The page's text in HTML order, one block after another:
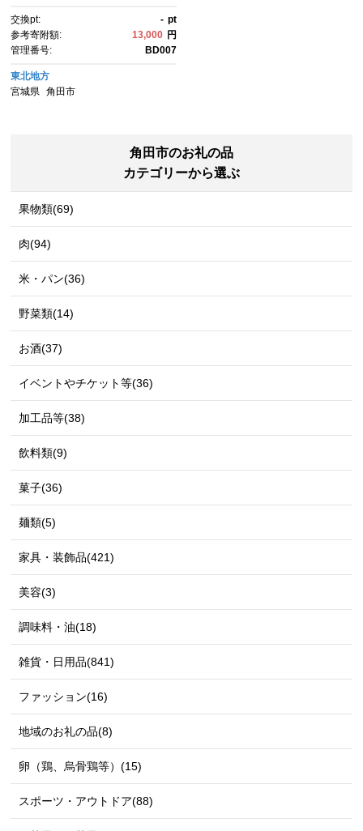
交換pt: - pt
参考寄附額:
13,000 円
管理番号:
BD007
東北地方
宮城県
角田市
角田市のお礼の品
カテゴリーから選ぶ
果物類(69)
肉(94)
米・パン(36)
野菜類(14)
お酒(37)
イベントやチケット等(36)
加工品等(38)
飲料類(9)
菓子(36)
麺類(5)
家具・装飾品(421)
美容(3)
調味料・油(18)
雑貨・日用品(841)
ファッション(16)
地域のお礼の品(8)
卵（鶏、烏骨鶏等）(15)
スポーツ・アウトドア(88)